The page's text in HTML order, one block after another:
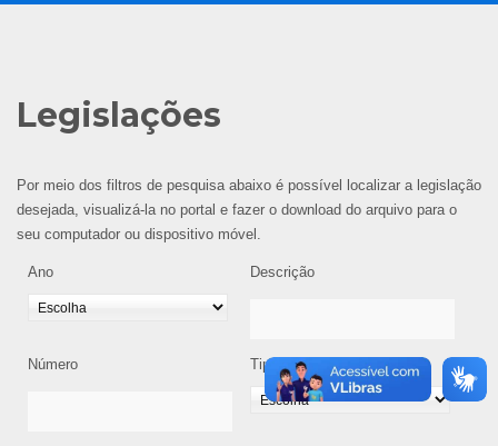
Legislações
Por meio dos filtros de pesquisa abaixo é possível localizar a legislação
desejada, visualizá-la no portal e fazer o download do arquivo para o
seu computador ou dispositivo móvel.
Ano Descrição
Número Tipo de Legislação